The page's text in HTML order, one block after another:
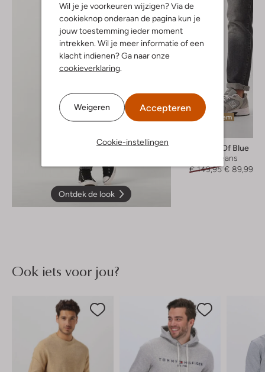
Wil je je voorkeuren wijzigen? Via de
cookieknop onderaan de pagina kun je
jouw toestemming ieder moment
intrekken. Wil je meer informatie of een
klacht indienen? Ga naar onze
cookieverklaring
Weigeren Accepteren
Cookie-instellingen
Ontdek de look
Laatste item
Butcher Of Blue
Slim fit jeans
€ 149,95 € 89,99
Ook iets voor jou?